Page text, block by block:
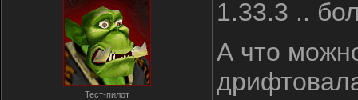
Тест-пилот
1.33.3 ..
А что